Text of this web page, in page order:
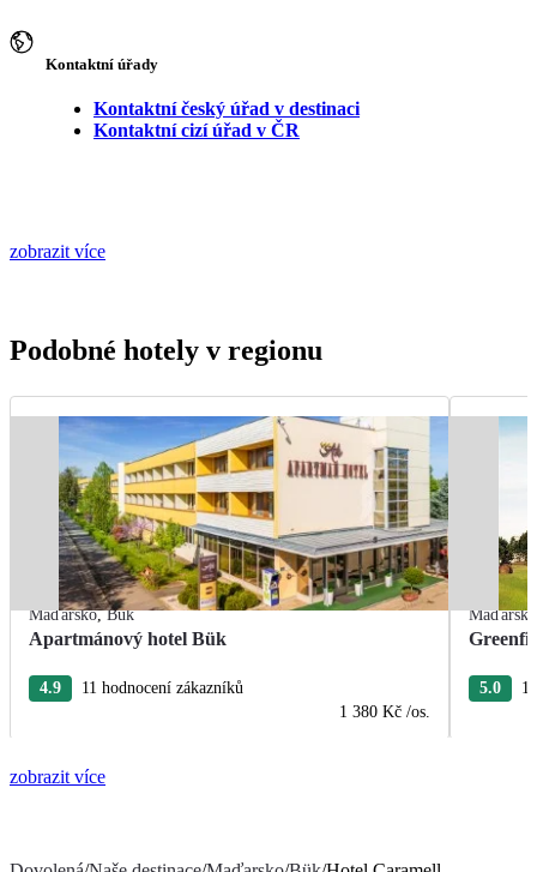
Kontaktní úřady
Kontaktní český úřad v destinaci
Kontaktní cizí úřad v ČR
zobrazit více
Podobné hotely v regionu
Maďarsko,Bük
Apartmánový hotel Bük
4.9
11 hodnocení zákazníků
1 380 Kč /os.
Maďarsko
5.0
zobrazit více